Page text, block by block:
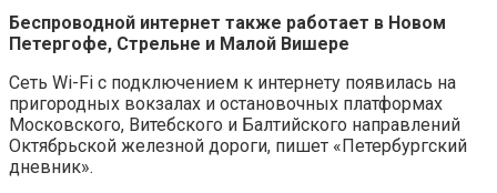
Беспроводной интернет также работает в Новом
Петергофе, Стрельне и Малой Вишере
Сеть Wi-Fi с подключением к интернету появилась на
пригородных вокзалах и остановочных платформах
Московского, Витебского и Балтийского направлений
Октябрьской железной дороги, пишет «Петербургский
дневник».